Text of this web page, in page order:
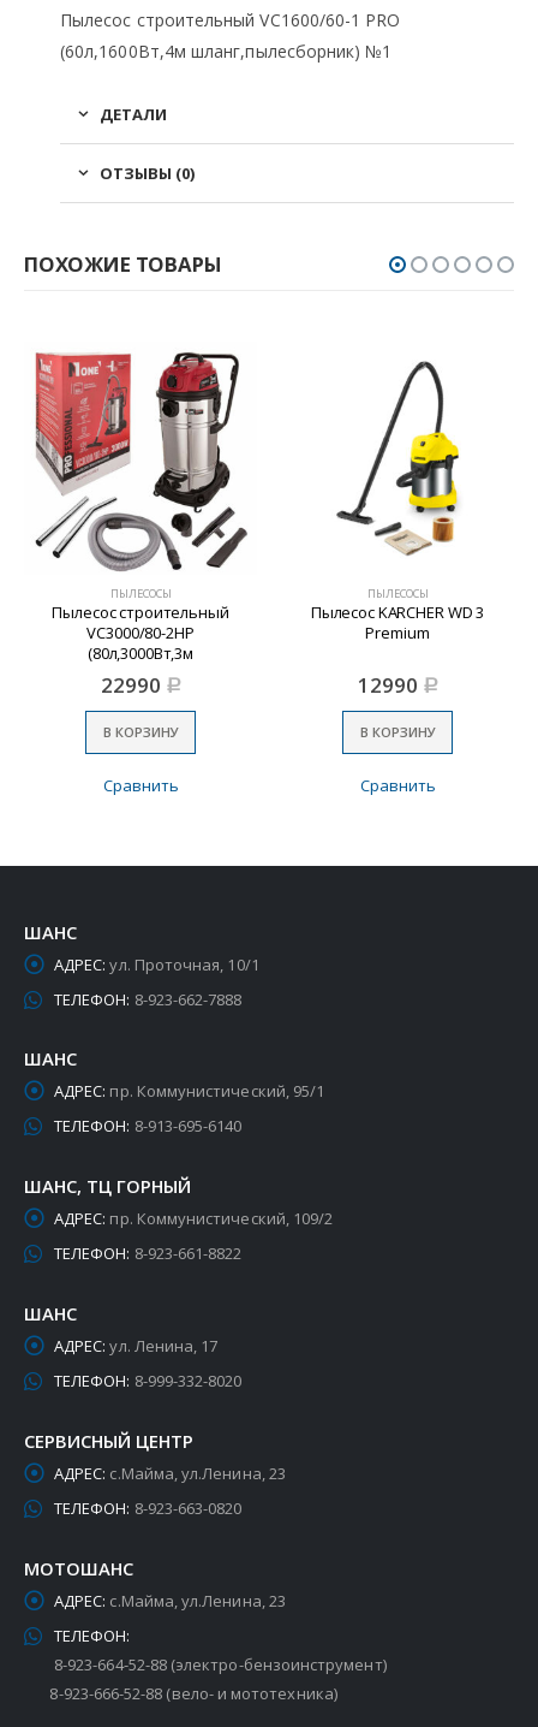
Пылесос строительный VC1600/60-1 PRO
(60л,1600Вт,4м шланг,пылесборник) №1
ДЕТАЛИ
ОТЗЫВЫ (0)
ПОХОЖИЕ ТОВАРЫ
ПЫЛЕСОСЫ
Пылесос строительный
VC3000/80-2HP
(80л,3000Вт,3м
шланг,2двигателя,встр.розетка)
№1
22990 Р
В КОРЗИНУ
Сравнить
ПЫЛЕСОСЫ
Пылесос KARCHER WD 3
Premium
12990 Р
В КОРЗИНУ
Сравнить
ШАНС
АДРЕС: ул. Проточная, 10/1
ТЕЛЕФОН: 8-923-662-7888
ШАНС
АДРЕС: пр. Коммунистический, 95/1
ТЕЛЕФОН: 8-913-695-6140
ШАНС, ТЦ ГОРНЫЙ
АДРЕС: пр. Коммунистический, 109/2
ТЕЛЕФОН: 8-923-661-8822
ШАНС
АДРЕС: ул. Ленина, 17
ТЕЛЕФОН: 8-999-332-8020
СЕРВИСНЫЙ ЦЕНТР
АДРЕС: с.Майма, ул.Ленина, 23
ТЕЛЕФОН: 8-923-663-0820
МОТОШАНС
АДРЕС: с.Майма, ул.Ленина, 23
ТЕЛЕФОН:
8-923-664-52-88 (электро-бензоинструмент)
8-923-666-52-88 (вело- и мототехника)